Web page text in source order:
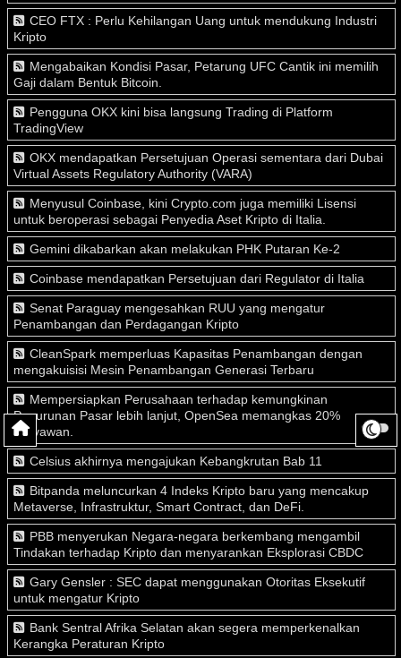
CEO FTX : Perlu Kehilangan Uang untuk mendukung Industri
Kripto
Mengabaikan Kondisi Pasar, Petarung UFC Cantik ini memilih
Gaji dalam Bentuk Bitcoin.
Pengguna OKX kini bisa langsung Trading di Platform
TradingView
OKX mendapatkan Persetujuan Operasi sementara dari Dubai
Virtual Assets Regulatory Authority (VARA)
Menyusul Coinbase, kini Crypto.com juga memiliki Lisensi
untuk beroperasi sebagai Penyedia Aset Kripto di Italia.
Gemini dikabarkan akan melakukan PHK Putaran Ke-2
Coinbase mendapatkan Persetujuan dari Regulator di Italia
Senat Paraguay mengesahkan RUU yang mengatur
Penambangan dan Perdagangan Kripto
CleanSpark memperluas Kapasitas Penambangan dengan
mengakuisisi Mesin Penambangan Generasi Terbaru
Mempersiapkan Perusahaan terhadap kemungkinan
Penurunan Pasar lebih lanjut, OpenSea memangkas 20%
Karyawan.
Celsius akhirnya mengajukan Kebangkrutan Bab 11
Bitpanda meluncurkan 4 Indeks Kripto baru yang mencakup
Metaverse, Infrastruktur, Smart Contract, dan DeFi.
PBB menyerukan Negara-negara berkembang mengambil
Tindakan terhadap Kripto dan menyarankan Eksplorasi CBDC
Gary Gensler : SEC dapat menggunakan Otoritas Eksekutif
untuk mengatur Kripto
Bank Sentral Afrika Selatan akan segera memperkenalkan
Kerangka Peraturan Kripto